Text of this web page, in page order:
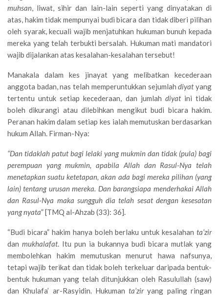
muhsan, liwat, sihir dan lain-lain seperti yang dinyatakan di
atas, hakim tidak mempunyai budi bicara dan tidak diberi pilihan
oleh syarak, kecuali wajib menjatuhkan hukuman bunuh kepada
mereka yang telah terbukti bersalah. Hukuman mati mandatori
wajib dijalankan atas kesalahan-kesalahan tersebut!
Manakala dalam kes jinayat yang melibatkan kecederaan
anggota badan, nas telah memperuntukkan sejumlahdiyatyang
tertentu untuk setiap kecederaan, dan jumlah diyatini tidak
boleh dikurangi atau dilebihkan mengikut budi bicara hakim.
Peranan hakim dalam setiap kes ialah memutuskan berdasarkan
hukum Allah. Firman-Nya:
“Dan tidaklah patut bagi lelaki yang mukmin dan tidak (pula) bagi
perempuan yang mukmin, apabila Allah dan Rasul-Nya telah
menetapkan suatu ketetapan, akan ada bagi mereka pilihan (yang
lain) tentang urusan mereka. Dan barangsiapa menderhakai Allah
dan Rasul-Nya maka sungguh dia telah sesat dengan kesesatan
yang nyata” [TMQ al-Ahzab (33): 36].
“Budi bicara” hakim hanya boleh berlaku untuk kesalahan ta’zir
dan mukhalafat. Itu pun ia bukannya budi bicara mutlak yang
membolehkan hakim memutuskan menurut hawa nafsunya,
tetapi wajib terikat dan tidak boleh terkeluar daripada bentuk-
bentuk hukuman yang telah ditunjukkan oleh Rasulullah (saw)
dan Khulafa’ ar-Rasyidin. Hukumanta’ziryang paling ringan